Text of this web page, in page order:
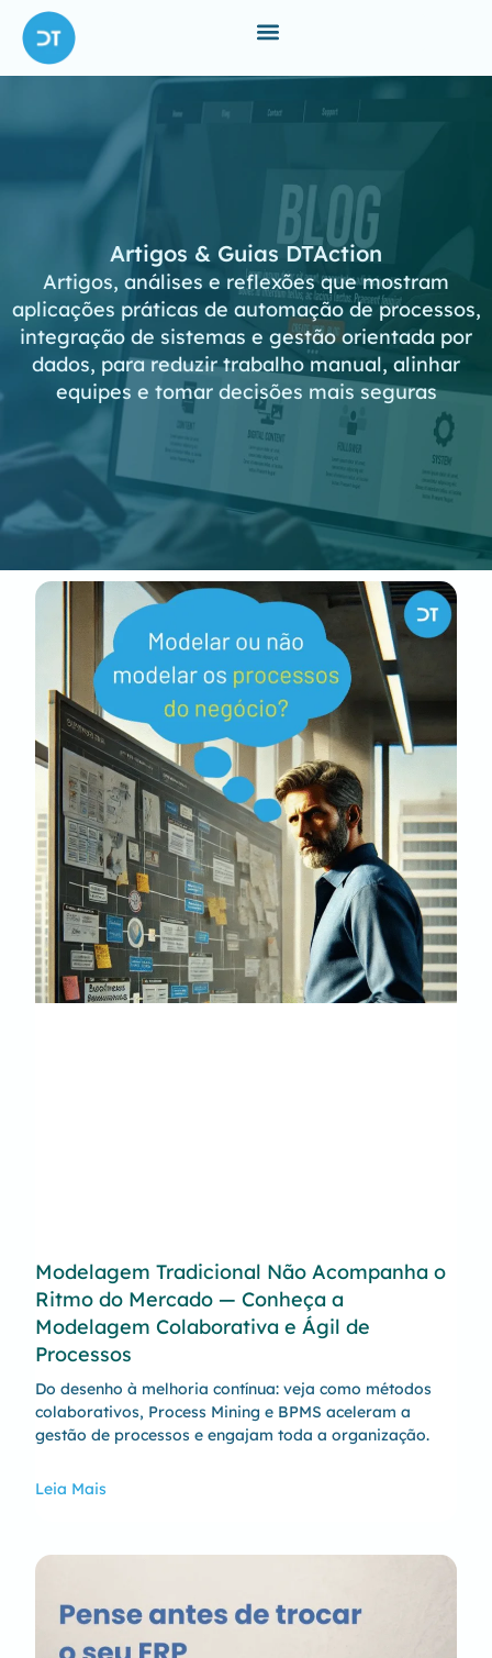
Artigos & Guias DTAction
Artigos, análises e reflexões que mostram
aplicações práticas de automação de processos,
integração de sistemas e gestão orientada por
dados, para reduzir trabalho manual, alinhar
equipes e tomar decisões mais seguras
Modelagem Tradicional Não Acompanha o
Ritmo do Mercado — Conheça a
Modelagem Colaborativa e Ágil de
Processos
Do desenho à melhoria contínua: veja como métodos
colaborativos, Process Mining e BPMS aceleram a
gestão de processos e engajam toda a organização.
Leia Mais